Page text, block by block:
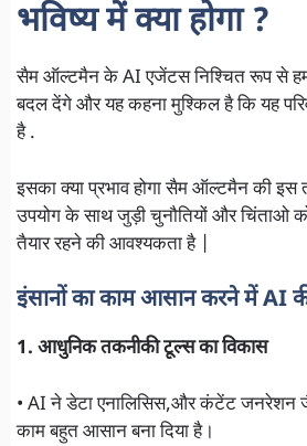
भविष्य में क्या होगा ?
सैम ऑल्टमैन के AI एजेंटस निश्चित रूप से
बदल देंगे और यह कहना मुश्किल है कि यह
है .
इसका क्या प्रभाव होगा सैम ऑल्टमैन की
उपयोग के साथ जुड़ी चुनौतियों और चिंताओ
तैयार रहने की आवश्यकता है |
इंसानों का काम आसान करने में AI
1. आधुनिक तकनीकी टूल्स का विकास
• AI ने डेटा एनालिसिस,और कंटेंट जनरेशन
काम बहुत आसान बना दिया है।